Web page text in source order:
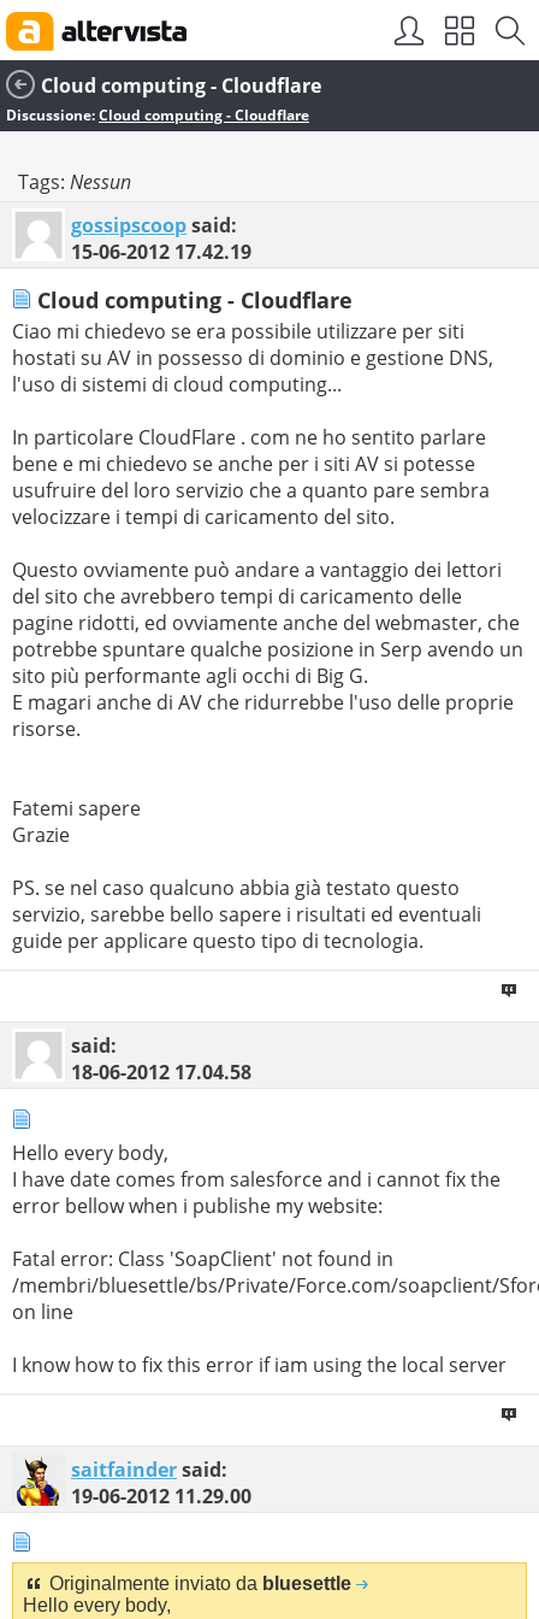
Cloud computing - Cloudflare
Discussione:Cloud computing - Cloudflare
Tags: Nessun
gossipscoopsaid:
15-06-2012 17.42.19
Cloud computing - Cloudflare
Ciao mi chiedevo se era possibile utilizzare per siti
hostati su AV in possesso di dominio e gestione DNS,
l'uso di sistemi di cloud computing...
In particolare CloudFlare . com ne ho sentito parlare
bene e mi chiedevo se anche per i siti AV si potesse
usufruire del loro servizio che a quanto pare sembra
velocizzare i tempi di caricamento del sito.
Questo ovviamente può andare a vantaggio dei lettori
del sito che avrebbero tempi di caricamento delle
pagine ridotti, ed ovviamente anche del webmaster, che
potrebbe spuntare qualche posizione in Serp avendo un
sito più performante agli occhi di Big G.
E magari anche di AV che ridurrebbe l'uso delle proprie
risorse.
Fatemi sapere
Grazie
PS. se nel caso qualcuno abbia già testato questo
servizio, sarebbe bello sapere i risultati ed eventuali
guide per applicare questo tipo di tecnologia.
said:
18-06-2012 17.04.58
Hello every body,
I have date comes from salesforce and i cannot fix the
error bellow when i publishe my website:
Fatal error: Class 'SoapClient' not found in
/membri/bluesettle/bs/Private/Force.com/soapclient/
on line
I know how to fix this error if iam using the local server
saitfaindersaid:
19-06-2012 11.29.00
Originalmente inviato da bluesettle
Hello every body,